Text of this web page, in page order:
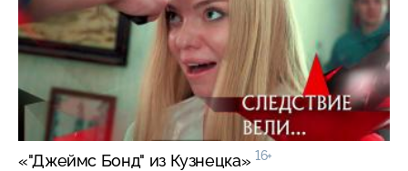
«"Джеймс Бонд" из Кузнецка» 16+